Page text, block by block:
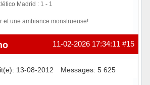
Madrid : 1 - 1
et une ambiance monstrueuse!
#15
11-02-2026 17:34:11
13-08-2012 Messages: 5 625